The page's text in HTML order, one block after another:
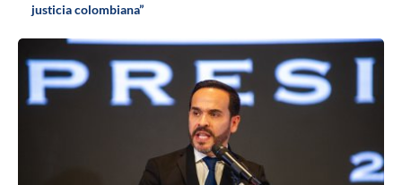
justicia colombiana”